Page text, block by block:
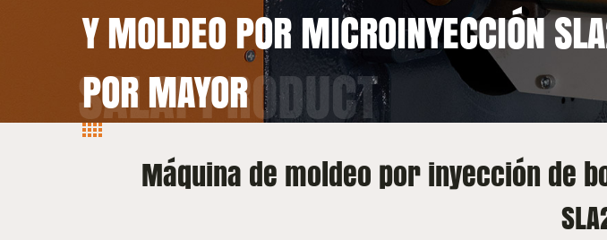
Y MOLDEO POR MICROINYECCIÓN
POR MAYOR
Máquina de moldeo por inyección de